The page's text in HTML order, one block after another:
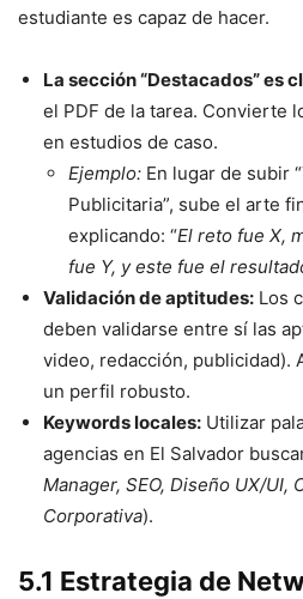
estudiante es capaz de hacer.
La sección “Destacados” es
el PDF de la tarea. Convierte
en estudios de caso.
Ejemplo: En lugar de subir
Publicitaria”, sube el arte
explicando: “El reto fue X,
fue Y, y este fue el
Validación de aptitudes: Los
deben validarse entre sí las
video, redacción, publicidad).
un perfil robusto.
Keywords locales: Utilizar
agencias en El Salvador
Manager, SEO, Diseño UX/UI,
Corporativa).
5.1 Estrategia de